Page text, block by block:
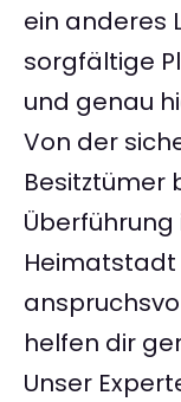
ein anderes
sorgfältige
und genau
Von der
Besitztümer
Heimatstadt
helfen dir
Unser